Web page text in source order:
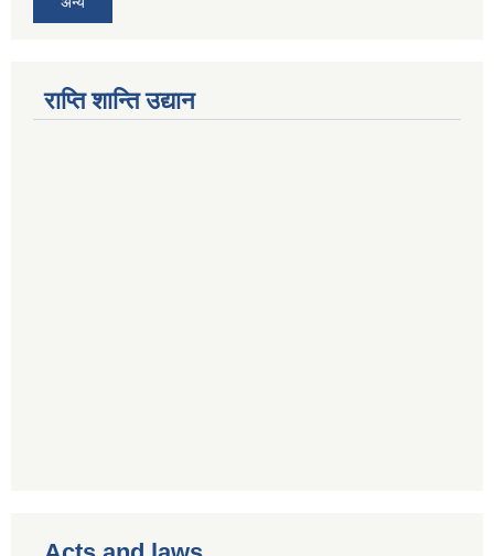
राप्ति शान्ति उद्यान